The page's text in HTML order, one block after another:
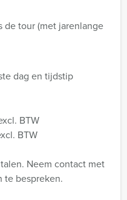
de tour (met jarenlange
dag en tijdstip
BTW
BTW
Neem contact met
te bespreken.